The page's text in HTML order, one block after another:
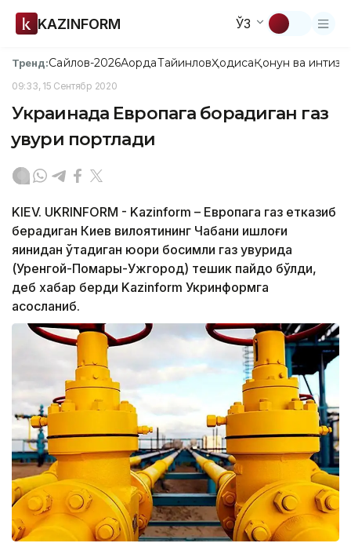
KAZINFORM ЎЗ
Тренд:Сайлов-2026АқордаТайинловҲодисаҚонун ва
09:33, 15 Сентябр 2020
Украинада Европага борадиган газ
қувури портлади
KIEV. UKRINFORM - Kazinform – Европага газ етказиб
берадиган Киев вилоятининг Чабани қишлоғи
яқинидан ўтадиган юқори босимли газ қувурида
(Уренгой-Помары-Ужгород) тешик пайдо бўлди,
деб хабар берди Kazinform Укринформга
асосланиб.